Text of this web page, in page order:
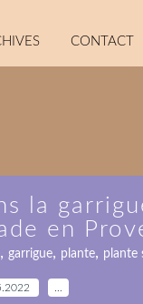
CONTACT
la
en
, garrigue, plante, plante